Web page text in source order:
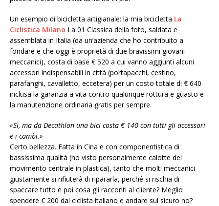
Un esempio di bicicletta artigianale: la mia bicicletta La
Ciclistica Milano La 01 Classica della foto, saldata e
assemblata in Italia (da un’azienda che ho contribuito a
fondare e che oggi è proprietà di due bravissimi giovani
meccanici), costa di base € 520 a cui vanno aggiunti alcuni
accessori indispensabili in città (portapacchi, cestino,
parafanghi, cavalletto, eccetera) per un costo totale di € 640
inclusa la garanzia a vita contro qualunque rottura e guasto e
la manutenzione ordinaria gratis per sempre.
«Sì, ma da Decathlon una bici costa € 140 con tutti gli accessori
e i cambi.»
Certo bellezza. Fatta in Cina e con componentistica di
bassissima qualità (ho visto personalmente calotte del
movimento centrale in plastica), tanto che molti meccanici
giustamente si rifiuterà di ripararla, perché si rischia di
spaccare tutto e poi cosa gli racconti al cliente? Meglio
spendere € 200 dal ciclista italiano e andare sul sicuro no?